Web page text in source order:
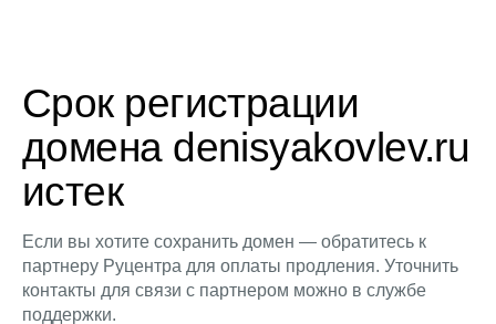
Срок регистрации
домена denisyakovlev.ru
истек
Если вы хотите сохранить домен — обратитесь к
партнеру Руцентра для оплаты продления. Уточнить
контакты для связи с партнером можно в службе
поддержки.